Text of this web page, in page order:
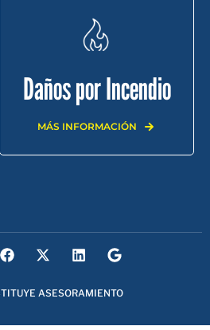
Daños por Incendio
MÁS INFORMACIÓN